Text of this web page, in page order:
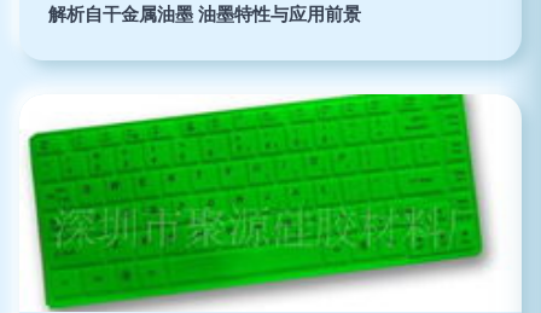
解析自干金属油墨 油墨特性与应用前景